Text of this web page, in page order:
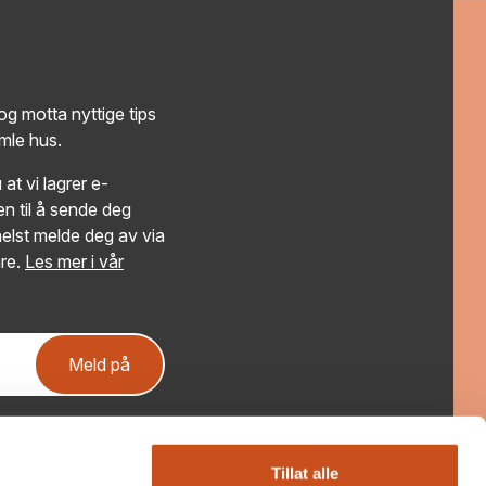
Tillat alle
motta nyttige tips
hus.
at vi lagrer e-
til å sende deg
melde deg av via
Les mer i vår
Meld på
Nyhetsbrevet gir deg aktuelle saker og tips om kurs